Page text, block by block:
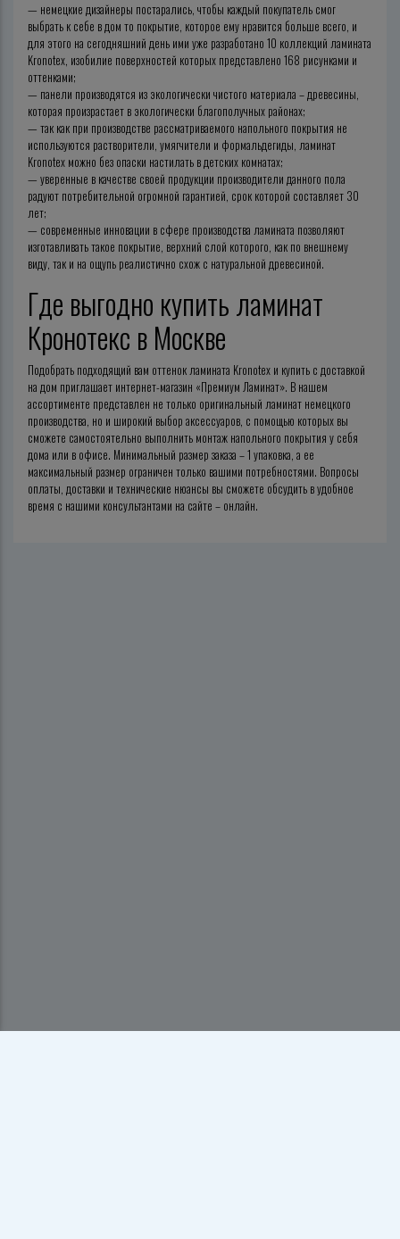
— немецкие дизайнеры постарались, чтобы каждый покупатель смог
выбрать к себе в дом то покрытие, которое ему нравится больше всего, и
для этого на сегодняшний день ими уже разработано 10 коллекций ламината
Kronotex, изобилие поверхностей которых представлено 168 рисунками и
оттенками;
— панели производятся из экологически чистого материала – древесины,
которая произрастает в экологически благополучных районах;
— так как при производстве рассматриваемого напольного покрытия не
используются растворители, умягчители и формальдегиды, ламинат
Kronotex можно без опаски настилать в детских комнатах;
— уверенные в качестве своей продукции производители данного пола
радуют потребительной огромной гарантией, срок которой составляет 30
лет;
— современные инновации в сфере производства ламината позволяют
изготавливать такое покрытие, верхний слой которого, как по внешнему
виду, так и на ощупь реалистично схож с натуральной древесиной.
Где выгодно купить ламинат
Кронотекс в Москве
Подобрать подходящий вам оттенок ламината Kronotex и купить с доставкой
на дом приглашает интернет-магазин «Премиум Ламинат». В нашем
ассортименте представлен не только оригинальный ламинат немецкого
производства, но и широкий выбор аксессуаров, с помощью которых вы
сможете самостоятельно выполнить монтаж напольного покрытия у себя
дома или в офисе. Минимальный размер заказа – 1 упаковка, а ее
максимальный размер ограничен только вашими потребностями. Вопросы
оплаты, доставки и технические нюансы вы сможете обсудить в удобное
время с нашими консультантами на сайте – онлайн.